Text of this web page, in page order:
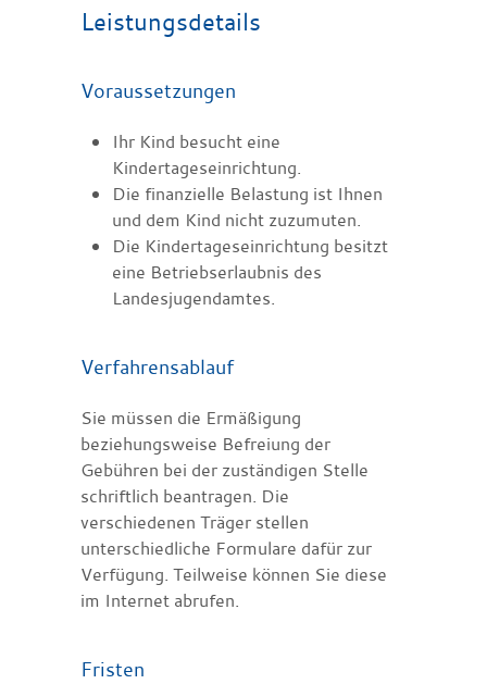
Leistungsdetails
Voraussetzungen
Ihr Kind besucht eine
Kindertageseinrichtung.
Die finanzielle Belastung ist Ihnen
und dem Kind nicht zuzumuten.
Die Kindertageseinrichtung besitzt
eine Betriebserlaubnis des
Landesjugendamtes.
Verfahrensablauf
Sie müssen die Ermäßigung
beziehungsweise Befreiung der
Gebühren bei der zuständigen Stelle
schriftlich beantragen. Die
verschiedenen Träger stellen
unterschiedliche Formulare dafür zur
Verfügung. Teilweise können Sie diese
im Internet abrufen.
Fristen